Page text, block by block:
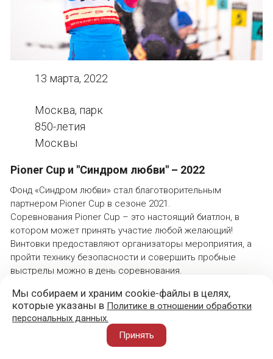
13 марта, 2022
Москва, парк
850-летия
Москвы
Pioner Cup и "Синдром любви" – 2022
Фонд «Синдром любви» стал благотворительным
партнером Pioner Cup в сезоне 2021.
Соревнования Pioner Cup – это настоящий биатлон, в
котором может принять участие любой желающий!
Винтовки предоставляют организаторы мероприятия, а
пройти технику безопасности и совершить пробные
выстрелы можно в день соревнования.
(винтовки, обоймы, упоры, стрелковые установки, пули).
Мы собираем и храним cookie-файлы в целях,
которые указаны в Политике в отношении обработки
персональных данных.
Принять